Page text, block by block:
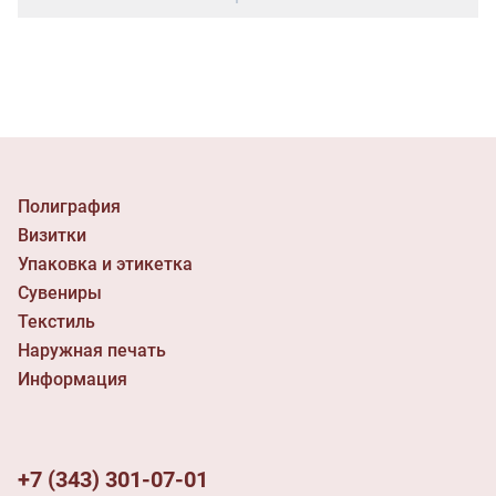
Полиграфия
Визитки
Упаковка и этикетка
Сувениры
Текстиль
Наружная печать
Информация
+7 (343) 301-07-01